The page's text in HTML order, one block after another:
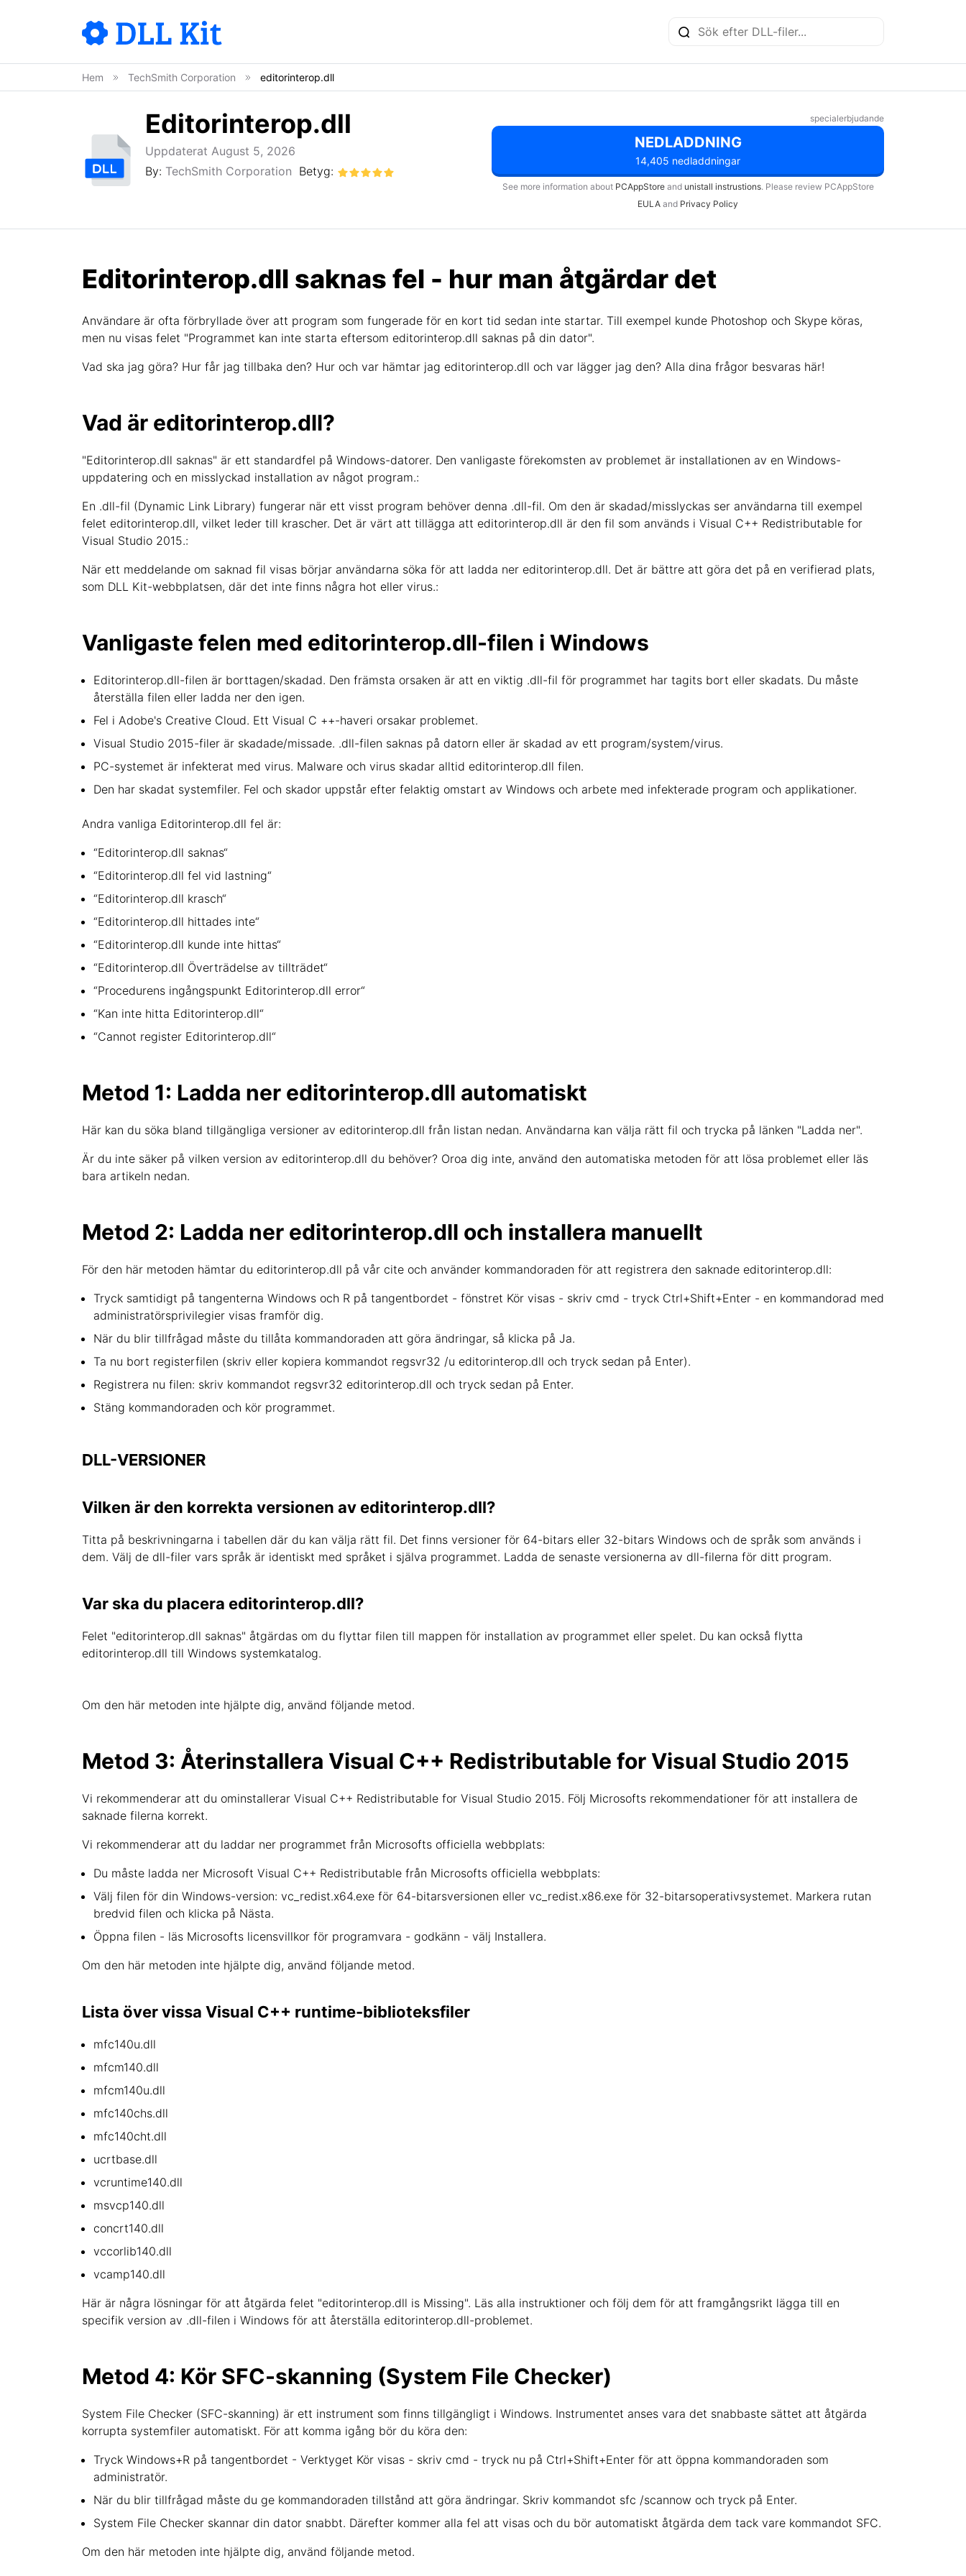
Hem TechSmith Corporation editorinterop.dll
Editorinterop.dll
Uppdaterat August 5, 2026
By: TechSmith Corporation Betyg:
specialerbjudande
NEDLADDNING
14,405 nedladdningar
See more information about PCAppStoreand unistall instrustions. Please review PCAppStore
EULA and Privacy Policy
Editorinterop.dll saknas fel - hur man åtgärdar det
Användare är ofta förbryllade över att program som fungerade för en kort tid sedan inte startar. Till exempel kunde Photoshop och Skype köras,
men nu visas felet "Programmet kan inte starta eftersom editorinterop.dll saknas på din dator".
Vad ska jag göra? Hur får jag tillbaka den? Hur och var hämtar jag editorinterop.dll och var lägger jag den? Alla dina frågor besvaras här!
Vad är editorinterop.dll?
"Editorinterop.dll saknas" är ett standardfel på Windows-datorer. Den vanligaste förekomsten av problemet är installationen av en Windows-
uppdatering och en misslyckad installation av något program.:
En .dll-fil (Dynamic Link Library) fungerar när ett visst program behöver denna .dll-fil. Om den är skadad/misslyckas ser användarna till exempel
felet editorinterop.dll, vilket leder till krascher. Det är värt att tillägga att editorinterop.dll är den fil som används i Visual C++ Redistributable for
Visual Studio 2015.:
När ett meddelande om saknad fil visas börjar användarna söka för att ladda ner editorinterop.dll. Det är bättre att göra det på en verifierad plats,
som DLL Kit-webbplatsen, där det inte finns några hot eller virus.:
Vanligaste felen med editorinterop.dll-filen i Windows
Editorinterop.dll-filen är borttagen/skadad. Den främsta orsaken är att en viktig .dll-fil för programmet har tagits bort eller skadats. Du måste
återställa filen eller ladda ner den igen.
Fel i Adobe's Creative Cloud. Ett Visual C ++-haveri orsakar problemet.
Visual Studio 2015-filer är skadade/missade. .dll-filen saknas på datorn eller är skadad av ett program/system/virus.
PC-systemet är infekterat med virus. Malware och virus skadar alltid editorinterop.dll filen.
Den har skadat systemfiler. Fel och skador uppstår efter felaktig omstart av Windows och arbete med infekterade program och applikationer.
Andra vanliga Editorinterop.dll fel är:
“Editorinterop.dll saknas“
“Editorinterop.dll fel vid lastning“
“Editorinterop.dll krasch“
“Editorinterop.dll hittades inte“
“Editorinterop.dll kunde inte hittas“
“Editorinterop.dll Överträdelse av tillträdet“
“Procedurens ingångspunkt Editorinterop.dll error“
“Kan inte hitta Editorinterop.dll“
“Cannot register Editorinterop.dll“
Metod 1: Ladda ner editorinterop.dll automatiskt
Här kan du söka bland tillgängliga versioner av editorinterop.dll från listan nedan. Användarna kan välja rätt fil och trycka på länken "Ladda ner".
Är du inte säker på vilken version av editorinterop.dll du behöver? Oroa dig inte, använd den automatiska metoden för att lösa problemet eller läs
bara artikeln nedan.
Metod 2: Ladda ner editorinterop.dll och installera manuellt
För den här metoden hämtar du editorinterop.dll på vår cite och använder kommandoraden för att registrera den saknade editorinterop.dll:
Tryck samtidigt på tangenterna Windows och R på tangentbordet - fönstret Kör visas - skriv cmd - tryck Ctrl+Shift+Enter - en kommandorad med
administratörsprivilegier visas framför dig.
När du blir tillfrågad måste du tillåta kommandoraden att göra ändringar, så klicka på Ja.
Ta nu bort registerfilen (skriv eller kopiera kommandot regsvr32 /u editorinterop.dll och tryck sedan på Enter).
Registrera nu filen: skriv kommandot regsvr32 editorinterop.dll och tryck sedan på Enter.
Stäng kommandoraden och kör programmet.
DLL-VERSIONER
Vilken är den korrekta versionen av editorinterop.dll?
Titta på beskrivningarna i tabellen där du kan välja rätt fil. Det finns versioner för 64-bitars eller 32-bitars Windows och de språk som används i
dem. Välj de dll-filer vars språk är identiskt med språket i själva programmet. Ladda de senaste versionerna av dll-filerna för ditt program.
Var ska du placera editorinterop.dll?
Felet "editorinterop.dll saknas" åtgärdas om du flyttar filen till mappen för installation av programmet eller spelet. Du kan också flytta
editorinterop.dll till Windows systemkatalog.
Om den här metoden inte hjälpte dig, använd följande metod.
Metod 3: Återinstallera Visual C++ Redistributable for Visual Studio 2015
Vi rekommenderar att du ominstallerar Visual C++ Redistributable for Visual Studio 2015. Följ Microsofts rekommendationer för att installera de
saknade filerna korrekt.
Vi rekommenderar att du laddar ner programmet från Microsofts officiella webbplats:
Du måste ladda ner Microsoft Visual C++ Redistributable från Microsofts officiella webbplats:
Välj filen för din Windows-version: vc_redist.x64.exe för 64-bitarsversionen eller vc_redist.x86.exe för 32-bitarsoperativsystemet. Markera rutan
bredvid filen och klicka på Nästa.
Öppna filen - läs Microsofts licensvillkor för programvara - godkänn - välj Installera.
Om den här metoden inte hjälpte dig, använd följande metod.
Lista över vissa Visual C++ runtime-biblioteksfiler
mfc140u.dll
mfcm140.dll
mfcm140u.dll
mfc140chs.dll
mfc140cht.dll
ucrtbase.dll
vcruntime140.dll
msvcp140.dll
concrt140.dll
vccorlib140.dll
vcamp140.dll
Här är några lösningar för att åtgärda felet "editorinterop.dll is Missing". Läs alla instruktioner och följ dem för att framgångsrikt lägga till en
specifik version av .dll-filen i Windows för att återställa editorinterop.dll-problemet.
Metod 4: Kör SFC-skanning (System File Checker)
System File Checker (SFC-skanning) är ett instrument som finns tillgängligt i Windows. Instrumentet anses vara det snabbaste sättet att åtgärda
korrupta systemfiler automatiskt. För att komma igång bör du köra den:
Tryck Windows+R på tangentbordet - Verktyget Kör visas - skriv cmd - tryck nu på Ctrl+Shift+Enter för att öppna kommandoraden som
administratör.
När du blir tillfrågad måste du ge kommandoraden tillstånd att göra ändringar. Skriv kommandot sfc /scannow och tryck på Enter.
System File Checker skannar din dator snabbt. Därefter kommer alla fel att visas och du bör automatiskt åtgärda dem tack vare kommandot SFC.
Om den här metoden inte hjälpte dig, använd följande metod.